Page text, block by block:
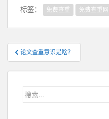
标签： 免费查重 免费查重网
文
章
导
论文查重意识是啥？
搜